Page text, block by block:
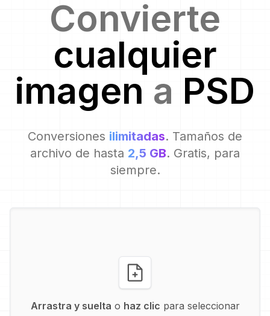
Convierte
cualquier
imagen a PSD
Conversiones ilimitadas. Tamaños de
archivo de hasta 2,5 GB. Gratis, para
siempre.
Arrastra y suelta o haz clic para seleccionar